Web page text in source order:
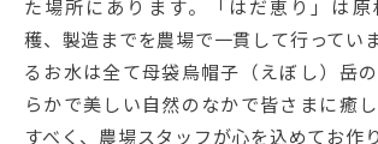
た場所にあります。「はだ恵り」は
穫、製造までを農場で一貫して行ってい
るお水は全て母袋烏帽子（えぼし）岳
らかで美しい自然のなかで皆さまに癒
すべく、農場スタッフが心を込めてお作